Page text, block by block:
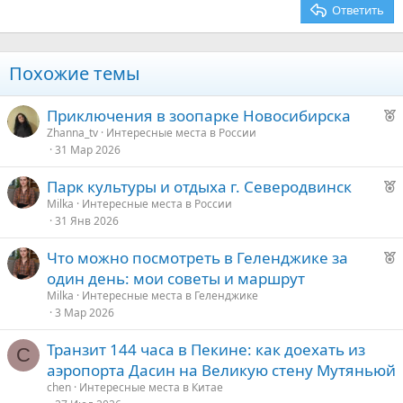
Ответить
Похожие темы
Р
о
Приключения в зоопарке Новосибирска
Zhanna_tv Интересные места в России
31 Мар 2026
Р
о
у
Парк культуры и отдыха г. Северодвинск
Milka
Интересные места в России
31 Янв 2026
Р
Что можно посмотреть в Геленджике за
один день: мои советы и маршрут
Milka
Интересные места в Геленджике
3 Мар 2026
C
Транзит 144 часа в Пекине: как доехать из
аэропорта Дасин на Великую стену Мутяньюй
chen Интересные места в Китае